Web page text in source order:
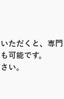
ただくと、専
可能です。
い。